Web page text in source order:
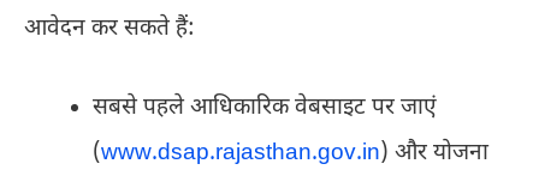
आवेदन कर सकते हैं:
सबसे पहले आधिकारिक वेबसाइट पर जाएं
(www.dsap.rajasthan.gov.in) और योजना